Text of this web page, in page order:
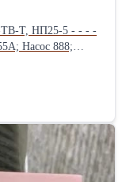
НП25-5 - - - -
Насос 888;
800 );
(МП-6000-2с);
Продам
623;